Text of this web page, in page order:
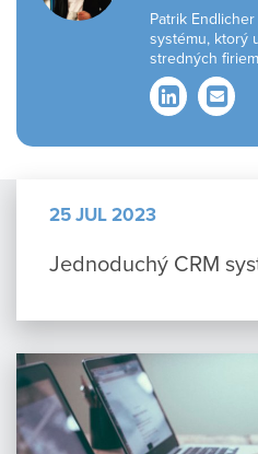
Patrik
systému, ktorý
stredných
LinkedInEmail
25 JUL 2023
Jednoduchý CRM